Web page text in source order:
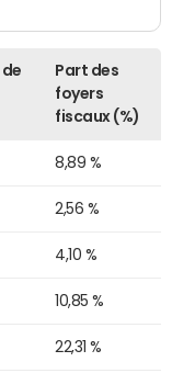
Part des
foyers
fiscaux (%)
8,89 %
2,56 %
4,10 %
10,85 %
22,31 %